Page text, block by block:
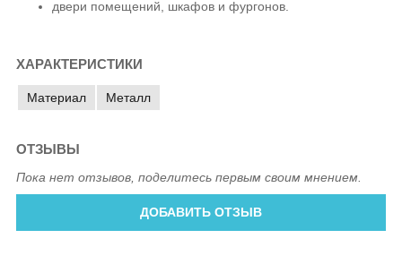
двери помещений, шкафов и фургонов.
ХАРАКТЕРИСТИКИ
Материал Металл
ОТЗЫВЫ
Пока нет отзывов, поделитесь первым своим мнением.
ДОБАВИТЬ ОТЗЫВ